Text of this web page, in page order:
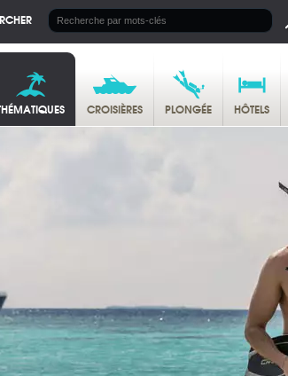
CROISIÈRES PLONGÉE HÔTELS